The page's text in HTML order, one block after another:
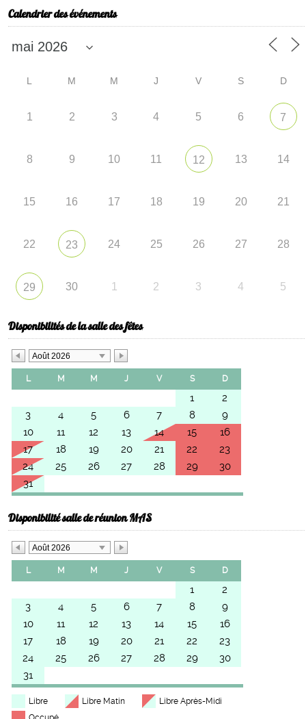
Calendrier des événements
L M M J V S D
1 2 3 4 5 6 7
8 9 10 11 12 13 14
15 16 17 18 19 20 21
22 23 24 25 26 27 28
29 30 1 2 3 4 5
Disponibilités de la salle des fêtes
Août 2026
L M M J V S D
1
2
3
4 5 6 7 8
9
10
11 12 13 14 15
16
17
18 19 20 21 22
23
24
25 26 27 28 29
30
31
Disponibilité salle de réunion MAS
Août 2026
L M M J V S D
1
2
3
4 5 6 7 8
9
10
11 12 13 14 15
16
17
18 19 20 21 22
23
24
25 26 27 28 29
30
31
Libre Libre Matin
Libre Après-Midi